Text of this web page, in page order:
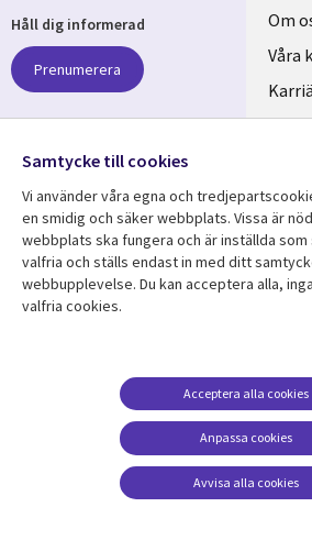
Om
Våra
Resurscenter
SWEDEN
Håll dig informerad
Prenumerera
Följ oss
Social
Media
SWEDEN
Samtycke till cookies
Vi använder våra egna och
en smidig och säker webbplats. Vissa är
webbplats ska fungera och är inställda som
valfria och ställs endast in med ditt
webbupplevelse. Du kan acceptera alla,
valfria cookies.
Anpassa cookies
Acceptera alla cookies
Avvisa alla cookies